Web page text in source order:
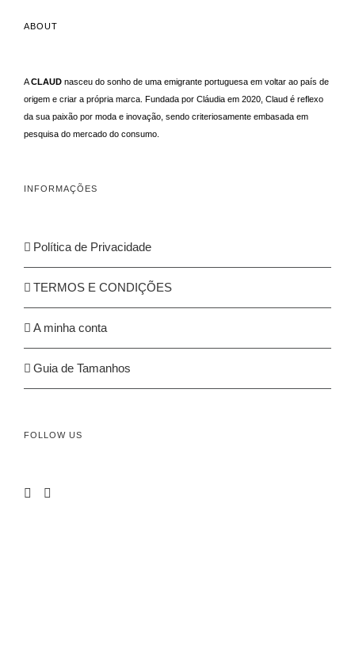
ABOUT
ACLAUD nasceu do sonho de uma emigrante portuguesa em voltar ao país de
origem e criar a própria marca. Fundada por Cláudia em 2020, Claud é reflexo
da sua paixão por moda e inovação, sendo criteriosamente embasada em
pesquisa do mercado do consumo.
INFORMAÇÕES
Política de Privacidade
TERMOS E CONDIÇÕES
A minha conta
Guia de Tamanhos
FOLLOW US